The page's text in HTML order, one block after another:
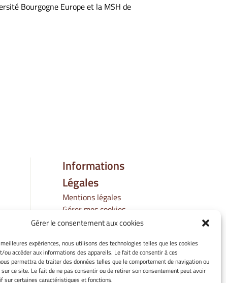
Gérer le consentement aux cookies
expériences, nous utilisons des technologies telles que les cookies
ou accéder aux informations des appareils. Le fait de consentir à ces
permettra de traiter des données telles que le comportement de navigation ou
ce site. Le fait de ne pas consentir ou de retirer son consentement peut avoir
sur certaines caractéristiques et fonctions.
Bourgogne Europe et la MSH de
Informations
Légales
Mentions légales
Gérer mes cookies
Politique de cookies
confidentialité
Avertissement